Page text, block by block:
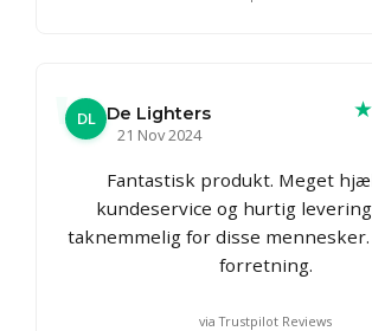
DL De Lighters
21 Nov 2024
Fantastisk produkt. Meget
kundeservice og hurtig
taknemmelig for disse
forretning.
via Trustpilot Reviews